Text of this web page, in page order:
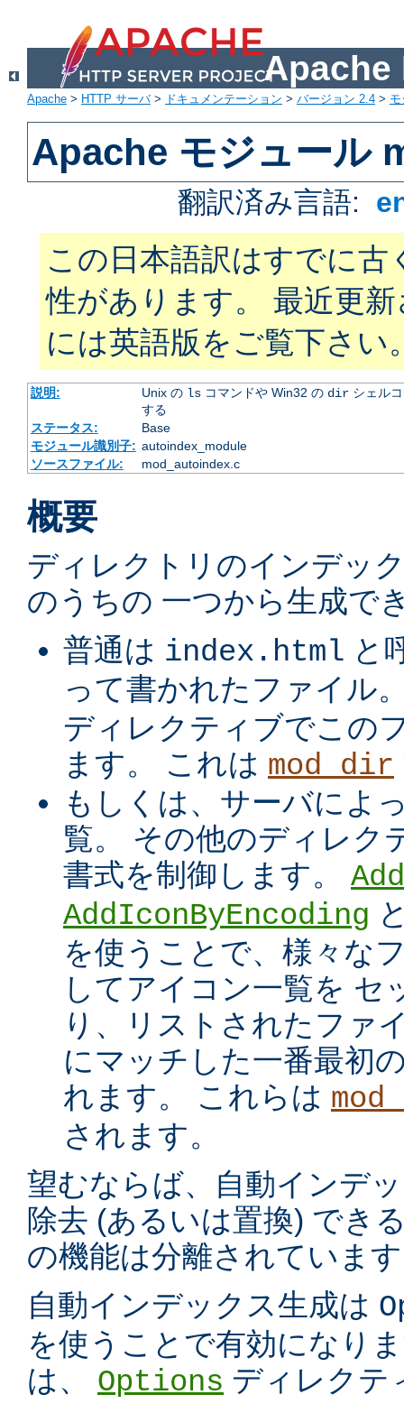
Apache
Apache > HTTP サーバ> ドキュメンテーション > バージョン 2.4 >
Apache モジュール
翻訳済み言語:
この日本語訳はすでに古
性があります。 最近更
には英語版をご覧下さい
説明: Unix の lsコマンドや Win32 の dirシェルコ
する
ステータス:
Base
モジュール識別子: autoindex_module
ソースファイル:
mod_autoindex.c
概要
ディレクトリのインデッ
のうちの 一つから生成で
普通は index.html と
って書かれたファイル
ディレクティブでこの
ます。 これは mod_dir
もしくは、サーバによ
覧。 その他のディレク
書式を制御します。
AddIconByEncoding
を使うことで、様々な
してアイコン一覧を セ
り、リストされたファ
にマッチした一番最初
れます。 これらは
されます。
望むならば、自動インデ
除去 (あるいは置換) でき
の機能は分離されていま
自動インデックス生成は
を使うことで有効になり
は、 Options ディレクテ